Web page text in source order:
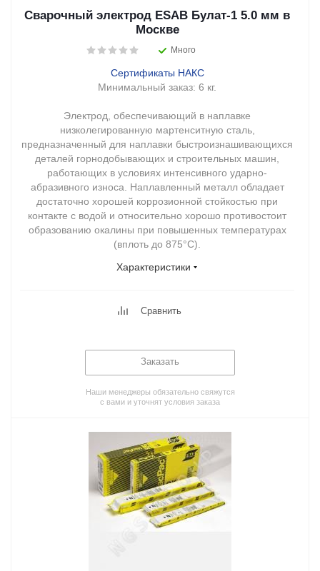
Сварочный электрод ESAB Булат-1 5.0 мм в
Москве
Много
Сертификаты НАКС
Минимальный заказ: 6 кг.
Электрод, обеспечивающий в наплавке
низколегированную мартенситную сталь,
предназначенный для наплавки быстроизнашивающихся
деталей горнодобывающих и строительных машин,
работающих в условиях интенсивного ударно-
абразивного износа. Наплавленный металл обладает
достаточно хорошей коррозионной стойкостью при
контакте с водой и относительно хорошо противостоит
образованию окалины при повышенных температурах
(вплоть до 875°С).
Характеристики
Сравнить
Заказать
Наши менеджеры обязательно свяжутся
с вами и уточнят условия заказа